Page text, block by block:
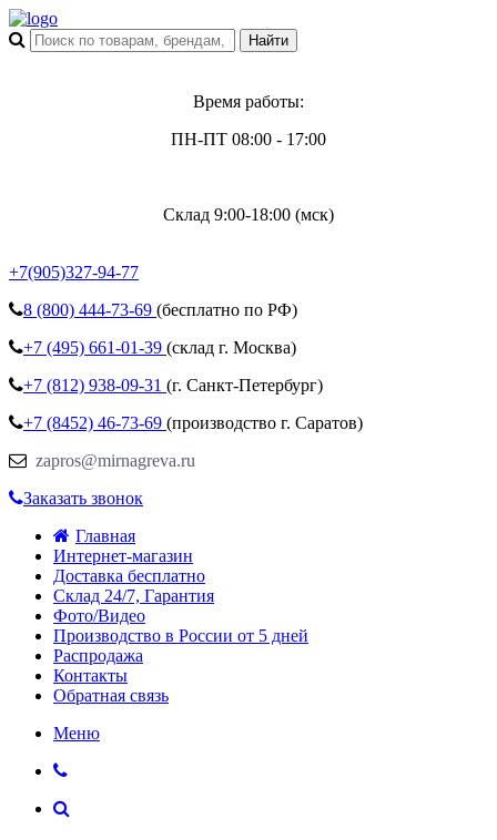
Время работы:
ПН-ПТ 08:00 - 17:00
Склад 9:00-18:00 (мск)
+7(905)327-94-77
8 (800) 444-73-69 (бесплатно по РФ)
+7 (495) 661-01-39 (склад г. Москва)
+7 (812) 938-09-31 (г. Санкт-Петербург)
+7 (8452) 46-73-69 (производство г. Саратов)
zapros@mirnagreva.ru
Заказать звонок
Главная
Интернет-магазин
Доставка бесплатно
Склад 24/7, Гарантия
Фото/Видео
Производство в России от 5 дней
Распродажа
Контакты
Обратная связь
Меню